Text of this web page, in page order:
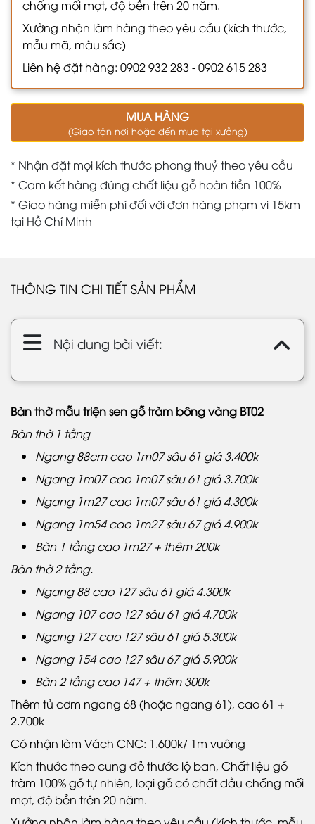
chống mối mọt, độ bền trên 20 năm.
Xưởng nhận làm hàng theo yêu cầu (kích thước,
mẫu mã, màu sắc)
Liên hệ đặt hàng: 0902 932 283 - 0902 615 283
MUA HÀNG
(Giao tận nơi hoặc đến mua tại xưởng)
* Nhận đặt mọi kích thước phong thuỷ theo yêu cầu
* Cam kết hàng đúng chất liệu gỗ hoàn tiền 100%
* Giao hàng miễn phí đối với đơn hàng phạm vi 15km
tại Hồ Chí Minh
THÔNG TIN CHI TIẾT SẢN PHẨM
Nội dung bài viết:
Bàn thờ mẫu triện sen gỗ tràm bông vàng BT02
Bàn thờ 1 tầng
Ngang 88cm cao 1m07 sâu 61 giá 3.400k
Ngang 1m07 cao 1m07 sâu 61 giá 3.700k
Ngang 1m27 cao 1m07 sâu 61 giá 4.300k
Ngang 1m54 cao 1m27 sâu 67 giá 4.900k
Bàn 1 tầng cao 1m27 + thêm 200k
Bàn thờ 2 tầng.
Ngang 88 cao 127 sâu 61 giá 4.300k
Ngang 107 cao 127 sâu 61 giá 4.700k
Ngang 127 cao 127 sâu 61 giá 5.300k
Ngang 154 cao 127 sâu 67 giá 5.900k
Bàn 2 tầng cao 147 + thêm 300k
Thêm tủ cơm ngang 68 (hoặc ngang 61), cao 61 +
2.700k
Có nhận làm Vách CNC: 1.600k/ 1m vuông
Kích thước theo cung đỏ thước lộ ban, Chất liệu gỗ
tràm 100% gỗ tự nhiên, loại gỗ có chất dầu chống mối
mọt, độ bền trên 20 năm.